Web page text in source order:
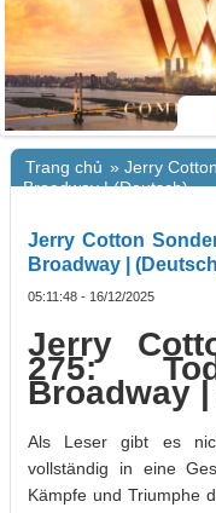
Trang chủ » Jerry
Broadway | (Deutsch)
Jerry Cotton
Broadway |
05:11:48 - 16/12/2025
Jerry
275:
Broadway
Als Leser gibt es
vollständig in eine
Kämpfe und Triumphe